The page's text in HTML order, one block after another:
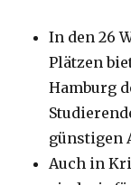
In den 26
Plätzen
Hamburg
günstigen
Auch in